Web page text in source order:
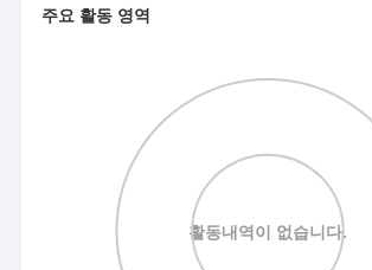
주요 활동 영역